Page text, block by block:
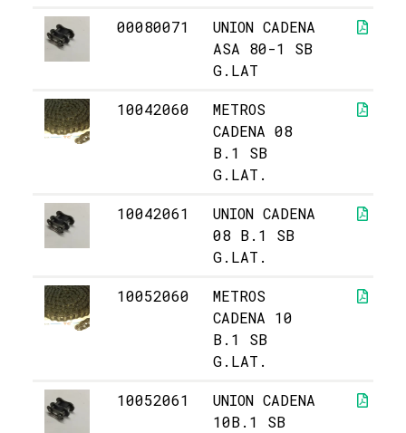
00080071
UNION CADENA
ASA 80-1 SB
G.LAT
10042060
METROS
CADENA 08
B.1 SB
G.LAT.
10042061
UNION CADENA
08 B.1 SB
G.LAT.
10052060
METROS
CADENA 10
B.1 SB
G.LAT.
10052061
UNION CADENA
10B.1 SB